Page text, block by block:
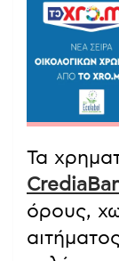
Τα
όρους,